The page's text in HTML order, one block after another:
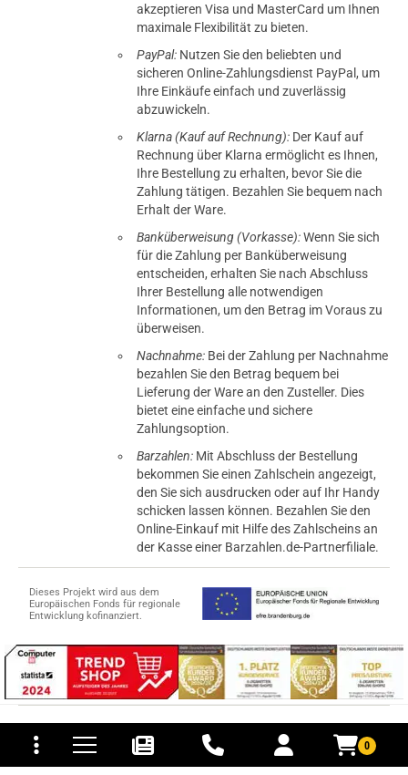
0
und Versandkosten
21.03.2018 — viaTrustedshops.de
verifizierter Onlinekauf.
Sehr guter MTL Verdampfer. Einfach zu wickeln und
geschmacklich richtig gut.
21.03.2018 — viaTrustedshops.de
verifizierter Onlinekauf.
Sehr gut. Weiterempfehlung
verifizierter Onlinekauf.
Sehr gut. Weiterempfehlung
21.03.2018 — viaTrustedshops.de
verifizierter Onlinekauf.
Sehr guter MTL Verdampfer. Einfach zu wickeln und
geschmacklich richtig gut.
21.03.2018 — viaTrustedshops.de
Dirk S.
Sehr gut. Weiterempfehlung
akzeptieren Visa und MasterCard um Ihnen
maximale Flexibilität zu bieten.
PayPal: Nutzen Sie den beliebten und
sicheren Online-Zahlungsdienst PayPal, um
Ihre Einkäufe einfach und zuverlässig
abzuwickeln.
Klarna (Kauf auf Rechnung): Der Kauf auf
Rechnung über Klarna ermöglicht es Ihnen,
Ihre Bestellung zu erhalten, bevor Sie die
Zahlung tätigen. Bezahlen Sie bequem nach
Erhalt der Ware.
Banküberweisung (Vorkasse):Wenn Sie sich
für die Zahlung per Banküberweisung
entscheiden, erhalten Sie nach Abschluss
Ihrer Bestellung alle notwendigen
Informationen, um den Betrag im Voraus zu
überweisen.
Nachnahme: Bei der Zahlung per Nachnahme
bezahlen Sie den Betrag bequem bei
Lieferung der Ware an den Zusteller. Dies
bietet eine einfache und sichere
Zahlungsoption.
Barzahlen: Mit Abschluss der Bestellung
bekommen Sie einen Zahlschein angezeigt,
den Sie sich ausdrucken oder auf Ihr Handy
schicken lassen können. Bezahlen Sie den
Online-Einkauf mit Hilfe des Zahlscheins an
der Kasse einer Barzahlen.de-Partnerfiliale.
Dieses Projekt wird aus dem
Europäischen Fonds für regionale
Entwicklung kofinanziert.
© 2015-2026 PB-ViGoods GmbH
*Preise inkl. Mehrwertsteuer, zzgl.
Versandkosten